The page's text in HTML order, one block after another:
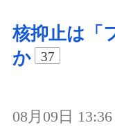
核抑止は「
か
37
08月09日 13:36